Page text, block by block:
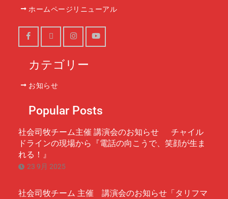
ホームページリニューアル
カテゴリー
お知らせ
Popular Posts
社会司牧チーム主催 講演会のお知らせ チャイル
ドラインの現場から『電話の向こうで、笑顔が生ま
れる！』
23 9月 2025
社会司牧チーム 主催 講演会のお知らせ「タリフマ